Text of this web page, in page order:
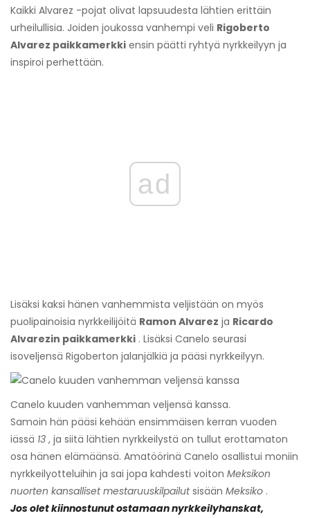
Kaikki Alvarez -pojat olivat lapsuudesta lähtien erittäin
urheilullisia. Joiden joukossa vanhempi veli Rigoberto
Alvarez paikkamerkki ensin päätti ryhtyä nyrkkeilyyn ja
inspiroi perhettään.
ad
Lisäksi kaksi hänen vanhemmista veljistään on myös
puolipainoisia nyrkkeilijöitä Ramon Alvarez ja Ricardo
Alvarezin paikkamerkki . Lisäksi Canelo seurasi
isoveljensä Rigoberton jalanjälkiä ja pääsi nyrkkeilyyn.
Canelo kuuden vanhemman veljensä kanssa.
Samoin hän pääsi kehään ensimmäisen kerran vuoden
iässä 13 , ja siitä lähtien nyrkkeilystä on tullut erottamaton
osa hänen elämäänsä. Amatöörinä Canelo osallistui moniin
nyrkkeilyotteluihin ja sai jopa kahdesti voiton Meksikon
nuorten kansalliset mestaruuskilpailutsisään Meksiko .
Jos olet kiinnostunut ostamaan nyrkkeilyhanskat,